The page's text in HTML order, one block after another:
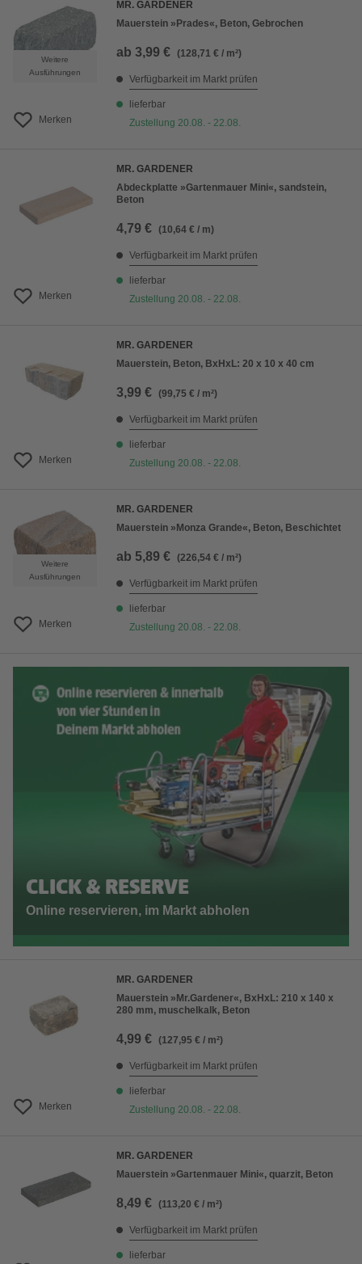
Weitere
Ausführungen
Merken
MR. GARDENER
Mauerstein »Prades«, Beton, Gebrochen
ab 3,99 € (128,71 € / m²)
Verfügbarkeit im Markt prüfen
lieferbar
Zustellung 20.08. - 22.08.
Merken
MR. GARDENER
Abdeckplatte »Gartenmauer Mini«, sandstein,
Beton
4,79 € (10,64 € / m)
Verfügbarkeit im Markt prüfen
lieferbar
Zustellung 20.08. - 22.08.
Merken
MR. GARDENER
Mauerstein, Beton, BxHxL: 20 x 10 x 40 cm
3,99 € (99,75 € / m²)
Verfügbarkeit im Markt prüfen
lieferbar
Zustellung 20.08. - 22.08.
Weitere
Ausführungen
Merken
MR. GARDENER
Mauerstein »Monza Grande«, Beton, Beschichtet
ab 5,89 € (226,54 € / m²)
Verfügbarkeit im Markt prüfen
lieferbar
Zustellung 20.08. - 22.08.
CLICK & RESERVE
Online reservieren, im Markt abholen
Merken
MR. GARDENER
Mauerstein »Mr.Gardener«, BxHxL: 210 x 140 x
280 mm, muschelkalk, Beton
4,99 € (127,95 € / m²)
Verfügbarkeit im Markt prüfen
lieferbar
Zustellung 20.08. - 22.08.
MR. GARDENER
Mauerstein »Gartenmauer Mini«, quarzit, Beton
8,49 € (113,20 € / m²)
Verfügbarkeit im Markt prüfen
lieferbar